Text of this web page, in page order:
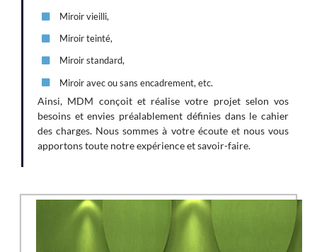
Miroir vieilli,
Miroir teinté,
Miroir standard,
Miroir avec ou sans encadrement, etc.
Ainsi, MDM conçoit et réalise votre projet selon vos
besoins et envies préalablement définies dans le cahier
des charges. Nous sommes à votre écoute et nous vous
apportons toute notre expérience et savoir-faire.